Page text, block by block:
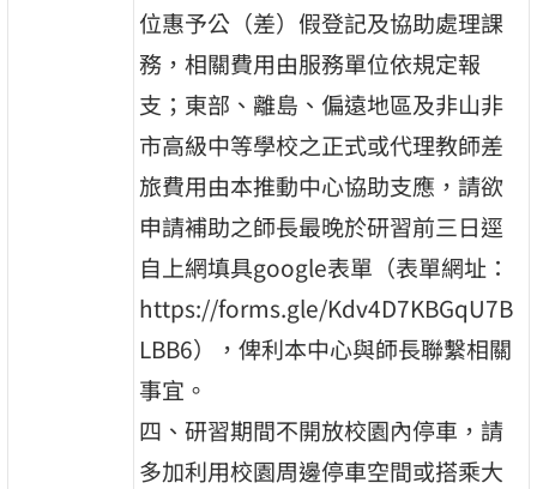
位惠予公（差）假登記及協助處理課
務，相關費用由服務單位依規定報
支；東部、離島、偏遠地區及非山非
市高級中等學校之正式或代理教師差
旅費用由本推動中心協助支應，請欲
申請補助之師長最晚於研習前三日逕
自上網填具google表單（表單網址：
https://forms.gle/Kdv4D7KBGqU7B
LBB6），俾利本中心與師長聯繫相關
事宜。
四、研習期間不開放校園內停車，請
多加利用校園周邊停車空間或搭乘大